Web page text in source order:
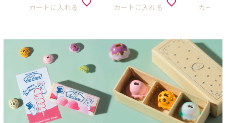
カートに入れる カートに入れる カート